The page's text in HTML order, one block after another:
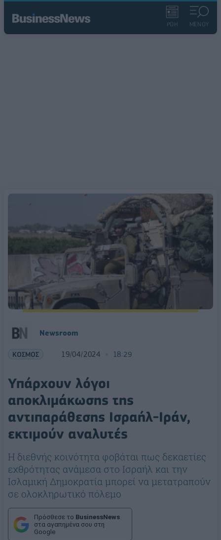
ΡΟΗ ΜΕΝΟΥ
Newsroom
ΚΟΣΜΟΣ 19/04/2024 18:29
Υπάρχουν λόγοι
αποκλιμάκωσης της
αντιπαράθεσης Ισραήλ-Ιράν,
εκτιμούν αναλυτές
Η διεθνής κοινότητα φοβάται πως δεκαετίες
εχθρότητας ανάμεσα στο Ισραήλ και την
Ισλαμική Δημοκρατία μπορεί να μετατραπούν
σε ολοκληρωτικό πόλεμο
Πρόσθεσε το BusinessNews
στα αγαπημένα σου στη
Google